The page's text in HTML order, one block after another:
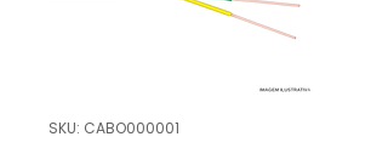
SKU: CABO000001